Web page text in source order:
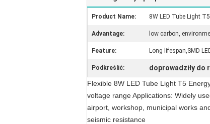
Product Name: 8W LED Tube Light
Advantage: low carbon,
Feature: Long lifespan,SMD
Podkreślić:
doprowadziły do
Flexible 8W LED Tube Light T5
voltage range Applications: Widely
airport, workshop, municipal works
seismic resistance